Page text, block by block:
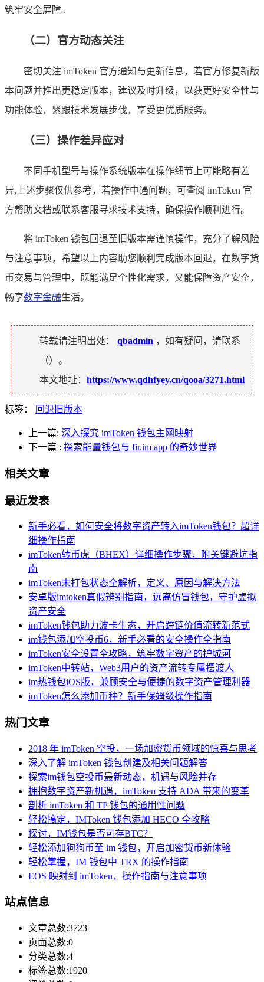
筑牢安全屏障。
（二）官方动态关注
密切关注 imToken 官方通知与更新信息，若官方修复新版
本问题并推出更稳定版本，建议及时升级，以获更好安全性与
功能体验，紧跟技术发展步伐，享受更优质服务。
（三）操作差异应对
不同手机型号与操作系统版本在操作细节上可能略有差
异,上述步骤仅供参考，若操作中遇问题，可查阅 imToken 官
方帮助文档或联系客服寻求技术支持，确保操作顺利进行。
将 imToken 钱包回退至旧版本需谨慎操作，充分了解风险
与注意事项，希望以上内容助您顺利完成版本回退，在数字货
币交易与管理中，既能满足个性化需求，又能保障资产安全，
畅享数字金融生活。
转载请注明出处： qbadmin ，如有疑问，请联系
（）。
本文地址： https://www.qdhfyey.cn/qooa/3271.html
标签： 回退旧版本
上一篇: 深入探究 imToken 钱包主网映射
下一篇 : 探索能量钱包与 fir.im app 的奇妙世界
相关文章
最近发表
新手必看，如何安全将数字资产转入imToken钱包？超详
细操作指南
imToken转币虎（BHEX）详细操作步骤，附关键避坑指
南
imToken未打包状态全解析，定义、原因与解决方法
安卓版imtoken真假辨别指南，远离仿冒钱包，守护虚拟
资产安全
imToken钱包助力波卡生态，开启跨链价值流转新范式
im钱包添加空投币6，新手必看的安全操作全指南
imToken安全设置全攻略，筑牢数字资产的护城河
imToken中转站，Web3用户的资产流转专属摆渡人
im热钱包iOS版，兼顾安全与便捷的数字资产管理利器
imToken怎么添加币种？新手保姆级操作指南
热门文章
2018 年 imToken 空投，一场加密货币领域的惊喜与思考
深入了解 imToken 钱包创建及相关问题解答
探索im钱包空投币最新动态，机遇与风险并存
拥抱数字资产新机遇，imToken 支持 ADA 带来的变革
剖析 imToken 和 TP 钱包的通用性问题
轻松搞定，IMToken 钱包添加 HECO 全攻略
探讨，IM钱包是否可存BTC？
轻松添加狗狗币至 im 钱包，开启加密货币新体验
轻松掌握，IM 钱包中 TRX 的操作指南
EOS 映射到 imToken，操作指南与注意事项
站点信息
文章总数:3723
页面总数:0
分类总数:4
标签总数:1920